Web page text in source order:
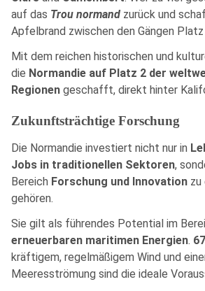
auf das Trou normand zurück und
Apfelbrand zwischen den Gängen Platz
Mit dem reichen historischen und
die Normandie auf Platz 2 der
Regionen geschafft, direkt hinter
Zukunftsträchtige Forschung
Die Normandie investiert nicht nur in
Jobs in traditionellen Sektoren,
Bereich Forschung und Innovation zu
gehören.
Sie gilt als führendes Potential im
erneuerbaren maritimen Energien.
kräftigem, regelmäßigem Wind und
Meeresströmung sind die ideale